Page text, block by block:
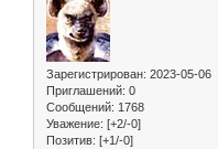
Зарегистрирован: 2023-05-06
Приглашений: 0
Сообщений: 1768
Уважение: [+2/-0]
Позитив: [+1/-0]